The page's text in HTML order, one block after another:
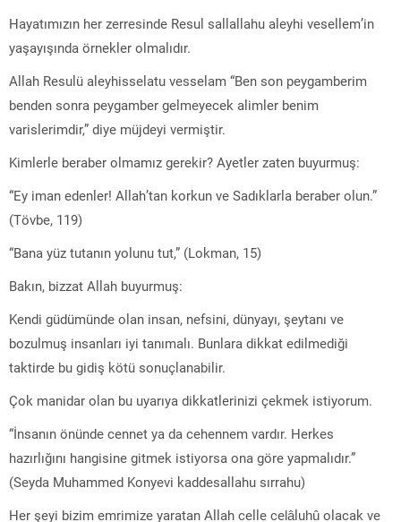
Hayatımızın her zerresinde Resul sallallahu aleyhi vesellem’in
yaşayışında örnekler olmalıdır.
Allah Resulü aleyhisselatu vesselam “Ben son peygamberim
benden sonra peygamber gelmeyecek alimler benim
varislerimdir,” diye müjdeyi vermiştir.
Kimlerle beraber olmamız gerekir? Ayetler zaten buyurmuş:
“Ey iman edenler! Allah’tan korkun ve Sadıklarla beraber olun.”
(Tövbe, 119)
“Bana yüz tutanın yolunu tut,” (Lokman, 15)
Bakın, bizzat Allah buyurmuş:
Kendi güdümünde olan insan, nefsini, dünyayı, şeytanı ve
bozulmuş insanları iyi tanımalı. Bunlara dikkat edilmediği
taktirde bu gidiş kötü sonuçlanabilir.
Çok manidar olan bu uyarıya dikkatlerinizi çekmek istiyorum.
“İnsanın önünde cennet ya da cehennem vardır. Herkes
hazırlığını hangisine gitmek istiyorsa ona göre yapmalıdır.”
(Seyda Muhammed Konyevi kaddesallahu sırrahu)
Her şeyi bizim emrimize yaratan Allah celle celâluhû olacak ve